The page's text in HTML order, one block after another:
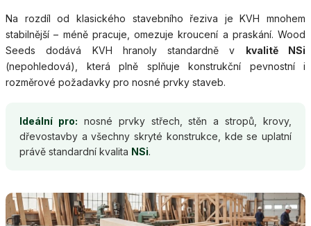
Na rozdíl od klasického stavebního řeziva je KVH mnohem
stabilnější – méně pracuje, omezuje kroucení a praskání. Wood
Seeds dodává KVH hranoly standardně v kvalitě NSi
(nepohledová), která plně splňuje konstrukční pevnostní i
rozměrové požadavky pro nosné prvky staveb.
Ideální pro: nosné prvky střech, stěn a stropů, krovy,
dřevostavby a všechny skryté konstrukce, kde se uplatní
právě standardní kvalita NSi.